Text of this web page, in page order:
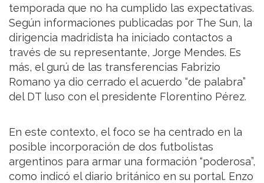
temporada que no ha cumplido las expectativas.
Según informaciones publicadas por The Sun, la
dirigencia madridista ha iniciado contactos a
través de su representante, Jorge Mendes. Es
más, el gurú de las transferencias Fabrizio
Romano ya dio cerrado el acuerdo “de palabra”
del DT luso con el presidente Florentino Pérez.
En este contexto, el foco se ha centrado en la
posible incorporación de dos futbolistas
argentinos para armar una formación “poderosa”,
como indicó el diario británico en su portal. Enzo